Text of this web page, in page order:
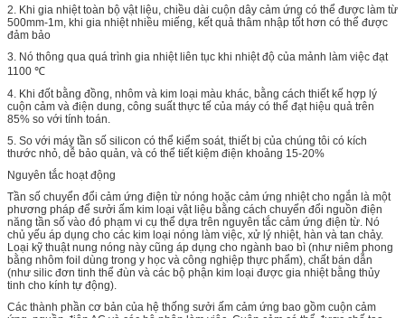
2. Khi gia nhiệt toàn bộ vật liệu, chiều dài cuộn dây cảm ứng có thể được làm từ
500mm-1m, khi gia nhiệt nhiều miếng, kết quả thâm nhập tốt hơn có thể được
đảm bảo
3. Nó thông qua quá trình gia nhiệt liên tục khi nhiệt độ của mảnh làm việc đạt
1100 ℃
4. Khi đốt bằng đồng, nhôm và kim loại màu khác, bằng cách thiết kế hợp lý
cuộn cảm và điện dung, công suất thực tế của máy có thể đạt hiệu quả trên
85% so với tính toán.
5. So với máy tần số silicon có thể kiểm soát, thiết bị của chúng tôi có kích
thước nhỏ, dễ bảo quản, và có thể tiết kiệm điện khoảng 15-20%
Nguyên tắc hoạt động
Tần số chuyển đổi cảm ứng điện từ nóng hoặc cảm ứng nhiệt cho ngắn là một
phương pháp để sưởi ấm kim loại vật liệu bằng cách chuyển đổi nguồn điện
năng tần số vào đó phạm vi cụ thể dựa trên nguyên tắc cảm ứng điện từ. Nó
chủ yếu áp dụng cho các kim loại nóng làm việc, xử lý nhiệt, hàn và tan chảy.
Loại kỹ thuật nung nóng này cũng áp dụng cho ngành bao bì (như niêm phong
bằng nhôm foil dùng trong y học và công nghiệp thực phẩm), chất bán dẫn
(như silic đơn tinh thể đùn và các bộ phận kim loại được gia nhiệt bằng thủy
tinh cho kính tự động).
Các thành phần cơ bản của hệ thống sưởi ấm cảm ứng bao gồm cuộn cảm